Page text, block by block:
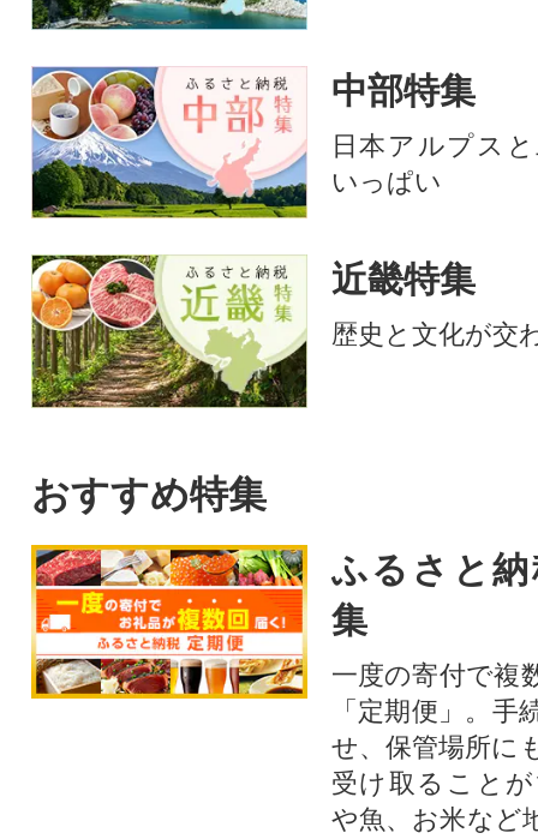
中部特集
日本アルプス
いっぱい
近畿特集
歴史と文化が交
おすすめ特集
ふるさと
集
一度の寄付で複
「定期便」。
せ、保管場所に
受け取ること
や魚、お米など